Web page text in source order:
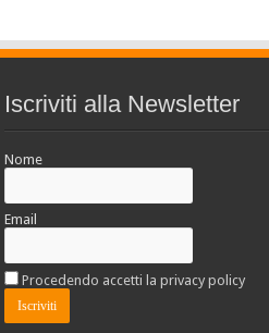
Iscriviti alla Newsletter
Nome
Email
Procedendo accetti la privacy policy